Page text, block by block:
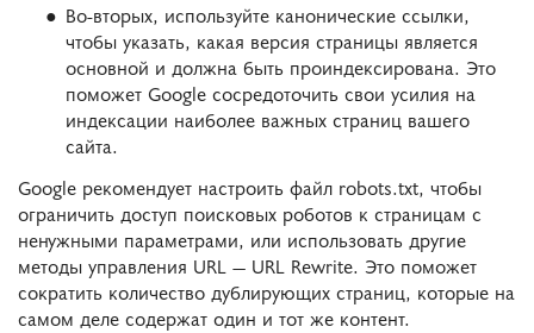
Во-вторых, используйте канонические ссылки,
чтобы указать, какая версия страницы является
основной и должна быть проиндексирована. Это
поможет Google сосредоточить свои усилия на
индексации наиболее важных страниц вашего
сайта.
Google рекомендует настроить файл robots.txt, чтобы
ограничить доступ поисковых роботов к страницам с
ненужными параметрами, или использовать другие
методы управления URL — URL Rewrite. Это поможет
сократить количество дублирующих страниц, которые на
самом деле содержат один и тот же контент.